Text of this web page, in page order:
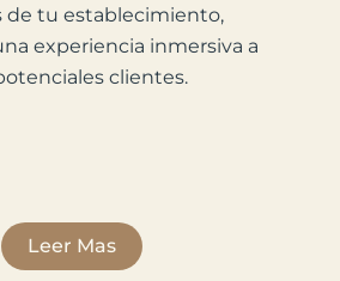
de tu establecimiento,
experiencia inmersiva a
clientes.
Leer Mas